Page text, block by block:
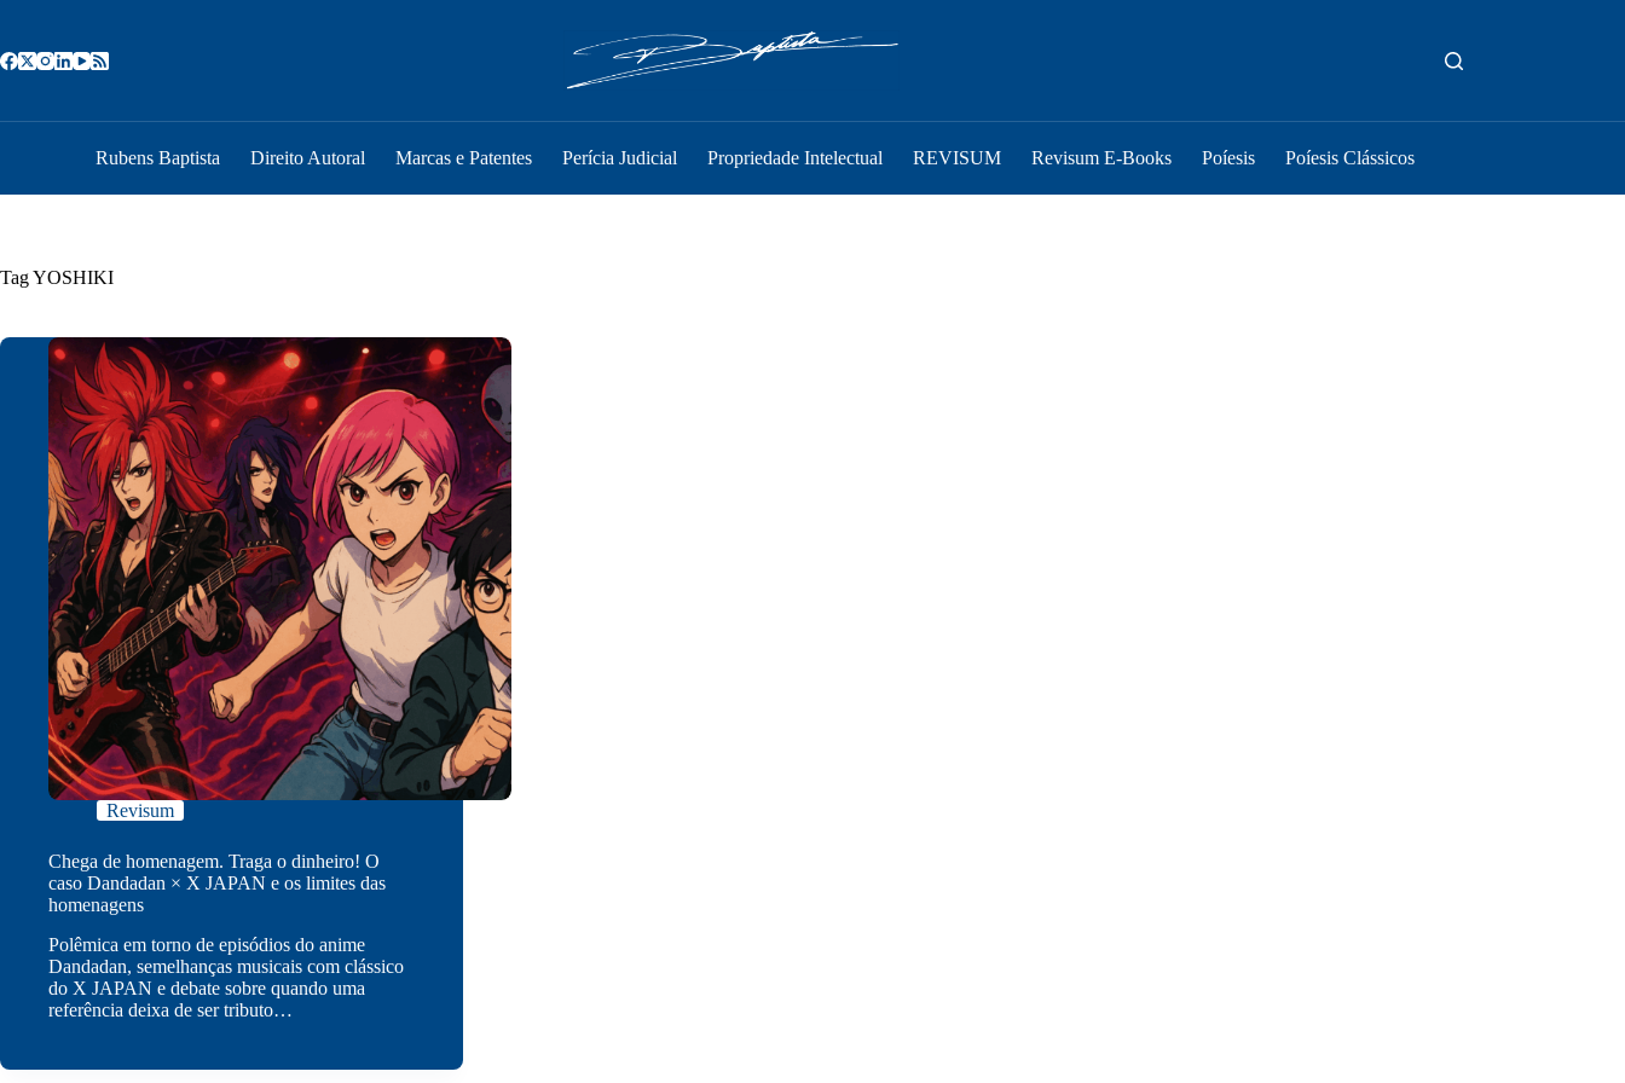
o
conteúdo
Rubens Baptista Direito Autoral Marcas e Patentes Perícia Judicial Propriedade Intelectual REVISUM Revisum E-Books Poíesis Poíesis Clássicos
TagYOSHIKI
Revisum
Chega de homenagem. Traga o dinheiro! O
caso Dandadan × X JAPAN e os limites das
homenagens
Polêmica em torno de episódios do anime
Dandadan, semelhanças musicais com clássico
do X JAPAN e debate sobre quando uma
referência deixa de ser tributo…